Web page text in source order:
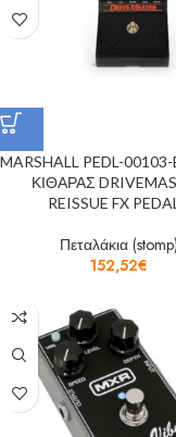
MARSHALL PEDL-
ΚΙΘΑΡΑΣ
REISSUE FX
Πεταλάκια (stomp)
152,52€